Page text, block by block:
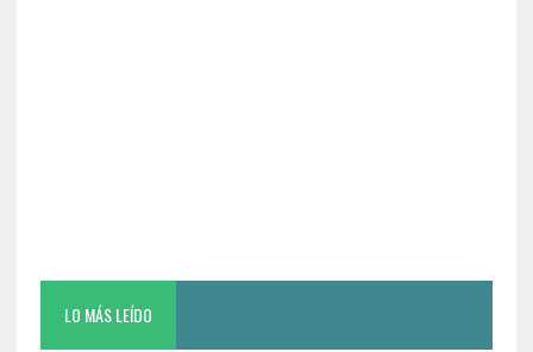
LO MÁS LEÍDO